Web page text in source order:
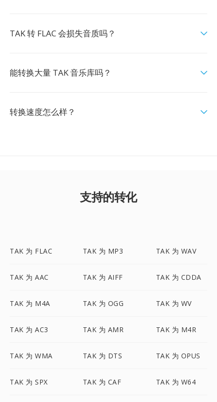
TAK 转 FLAC 会损失音质吗？
能转换大量 TAK 音乐库吗？
转换速度怎么样？
支持的转化
TAK 为 FLAC TAK 为 MP3 TAK 为 WAV
TAK 为 AAC TAK 为 AIFF TAK 为 CDDA
TAK 为 M4A TAK 为 OGG TAK 为 WV
TAK 为 AC3 TAK 为 AMR TAK 为 M4R
TAK 为 WMA TAK 为 DTS TAK 为 OPUS
TAK 为 SPX TAK 为 CAF TAK 为 W64